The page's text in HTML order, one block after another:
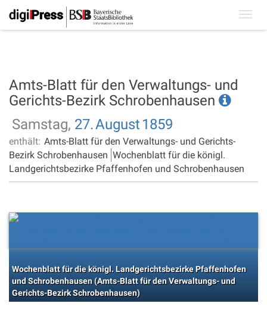
Amts-Blatt für den Verwaltungs- und
Gerichts-Bezirk Schrobenhausen
Samstag, 27.August 1859
enthält: Amts-Blatt für den Verwaltungs- und Gerichts-
Bezirk Schrobenhausen Wochenblatt für die königl.
Landgerichtsbezirke Pfaffenhofen und Schrobenhausen
Wochenblatt für die königl. Landgerichtsbezirke Pfaffenhofen
und Schrobenhausen (Amts-Blatt für den Verwaltungs- und
Gerichts-Bezirk Schrobenhausen)